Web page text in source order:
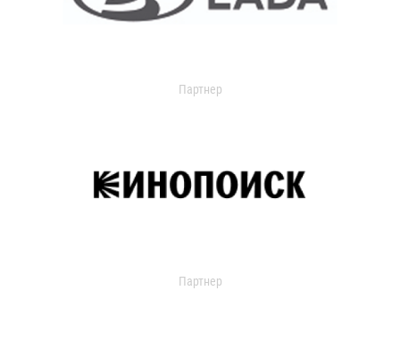
Партнер
Партнер